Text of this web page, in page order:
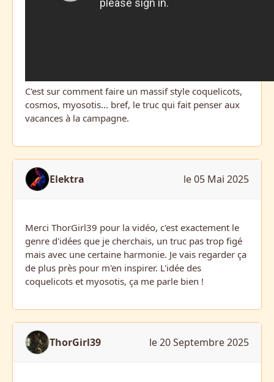
C'est sur comment faire un massif style coquelicots,
cosmos, myosotis... bref, le truc qui fait penser aux
vacances à la campagne.
Elektra le 05 Mai 2025
Merci ThorGirl39 pour la vidéo, c'est exactement le
genre d'idées que je cherchais, un truc pas trop figé
mais avec une certaine harmonie. Je vais regarder ça
de plus près pour m'en inspirer. L'idée des
coquelicots et myosotis, ça me parle bien !
ThorGirl39 le 20 Septembre 2025